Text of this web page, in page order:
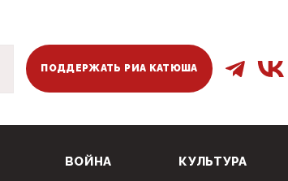
ПОДДЕРЖАТЬ РИА КАТЮША
ВОЙНА КУЛЬТУРА